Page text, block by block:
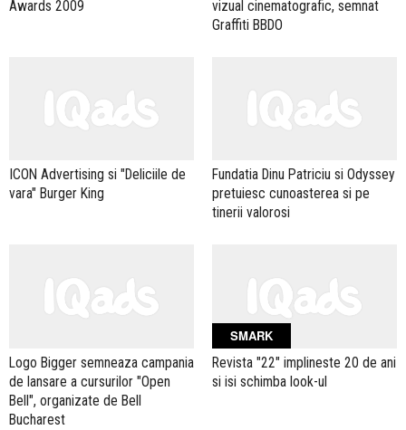
Awards 2009
vizual cinematografic, semnat
Graffiti BBDO
ICON Advertising si "Deliciile de
vara" Burger King
Fundatia Dinu Patriciu si Odyssey
pretuiesc cunoasterea si pe
tinerii valorosi
Logo Bigger semneaza campania
de lansare a cursurilor "Open
Bell", organizate de Bell
Bucharest
SMARK
Revista "22" implineste 20 de ani
si isi schimba look-ul